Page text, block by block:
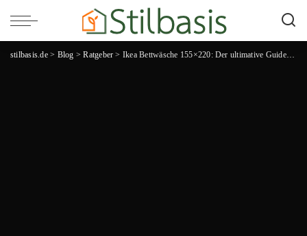
stilbasis.de> Blog >Ratgeber > Ikea Bettwäsche 155×220: Der ultimative Guide für einen erholsamen Schlaf